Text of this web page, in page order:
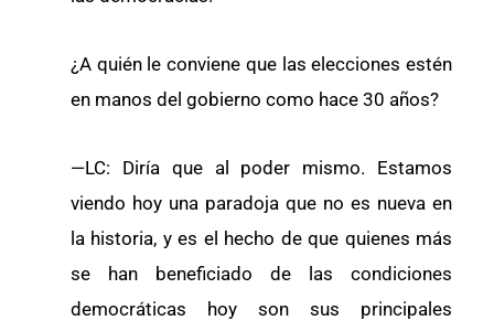
¿A quién le conviene que las elecciones estén
en manos del gobierno como hace 30 años?
—LC: Diría que al poder mismo. Estamos
viendo hoy una paradoja que no es nueva en
la historia, y es el hecho de que quienes más
se han beneficiado de las condiciones
democráticas hoy son sus principales